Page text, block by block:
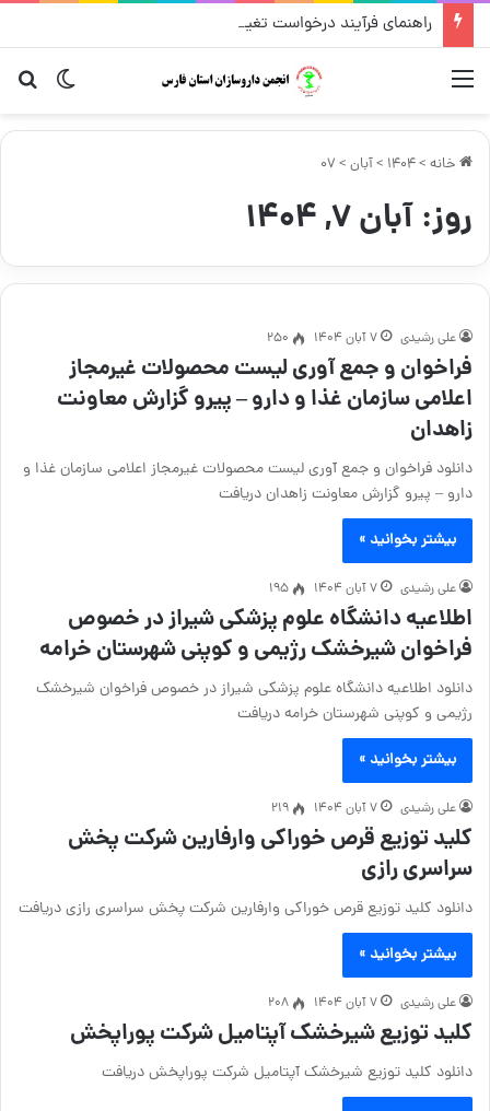
راهنمای فرآیند درخواست تغییر محل داروخانه
تغییر
خانه >
1404
>آبان >
07
روز:آبان ۷, ۱۴۰۴
علی رشیدی ۷ آبان ۱۴۰۴ 250
فراخوان و جمع آوری لیست محصولات غیرمجاز
اعلامی سازمان غذا و دارو – پیرو گزارش معاونت
زاهدان
دانلود فراخوان و جمع آوری لیست محصولات غیرمجاز اعلامی سازمان غذا و
دارو – پیرو گزارش معاونت زاهدان دریافت
بیشتر بخوانید »
علی رشیدی ۷ آبان ۱۴۰۴ 195
اطلاعیه دانشگاه علوم پزشکی شیراز در خصوص
فراخوان شیرخشک رژیمی و کوپنی شهرستان خرامه
دانلود اطلاعیه دانشگاه علوم پزشکی شیراز در خصوص فراخوان شیرخشک
رژیمی و کوپنی شهرستان خرامه دریافت
بیشتر بخوانید »
علی رشیدی ۷ آبان ۱۴۰۴ 219
کلید توزیع قرص خوراکی وارفارین شرکت پخش
سراسری رازی
دانلود کلید توزیع قرص خوراکی وارفارین شرکت پخش سراسری رازی دریافت
بیشتر بخوانید »
علی رشیدی ۷ آبان ۱۴۰۴ 208
کلید توزیع شیرخشک آپتامیل شرکت پوراپخش
دانلود کلید توزیع شیرخشک آپتامیل شرکت پوراپخش دریافت